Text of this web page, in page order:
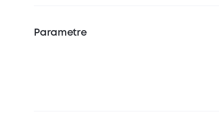
Parametre